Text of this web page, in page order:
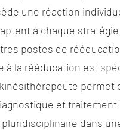
une réaction
à chaque
postes de
à la rééducation est
permet
et
dans